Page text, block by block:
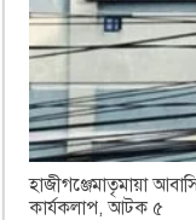
হাজীগঞ্জেমাতৃমায়া
কার্যকলাপ, আটক ৫